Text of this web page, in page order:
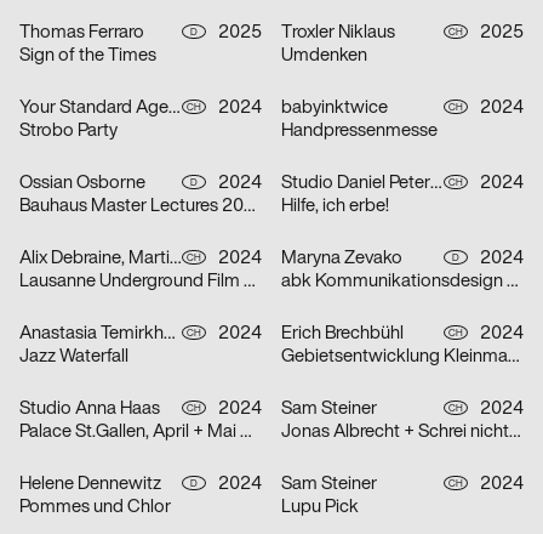
Thomas Ferraro D
2025
Sign of the Times
Troxler Niklaus CH
2025
Umdenken
Your Standard Agency CH
2024
Strobo Party
babyinktwice CH
2024
Handpressenmesse
Ossian Osborne D
2024
Bauhaus Master Lectures 2024
Studio Daniel Peter, Alice Kolb CH
2024
Hilfe, ich erbe!
Alix Debraine, Martial Grin CH
2024
Lausanne Underground Film & Music Festival (LUFF) 2024
Maryna Zevako D
2024
abk Kommunikationsdesign Workshops
Anastasia Temirkhan CH
2024
Jazz Waterfall
Erich Brechbühl CH
2024
Gebietsentwicklung Kleinmatt-/Bireggstrasse
Studio Anna Haas CH
2024
Palace St.Gallen, April + Mai 2024
Sam Steiner CH
2024
Jonas Albrecht + Schrei nicht so Orkestra
Helene Dennewitz D
2024
Pommes und Chlor
Sam Steiner CH
2024
Lupu Pick